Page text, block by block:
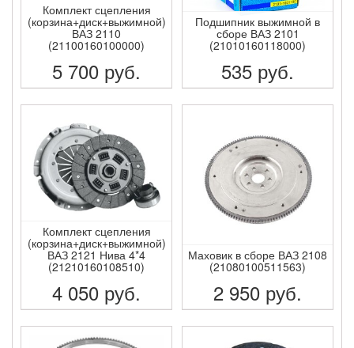
Комплект сцепления
(корзина+диск+выжимной)
ВАЗ 2110
(21100160100000)
5 700 руб.
ПОДРОБНЕЕ
Подшипник выжимной в
сборе ВАЗ 2101
(21010160118000)
535 руб.
ПОДРОБНЕЕ
Комплект сцепления
(корзина+диск+выжимной)
ВАЗ 2121 Нива 4*4
(21210160108510)
4 050 руб.
ПОДРОБНЕЕ
Маховик в сборе ВАЗ 2108
(21080100511563)
2 950 руб.
ПОДРОБНЕЕ